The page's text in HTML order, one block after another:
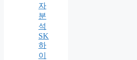
자
분
석
SK
하
이